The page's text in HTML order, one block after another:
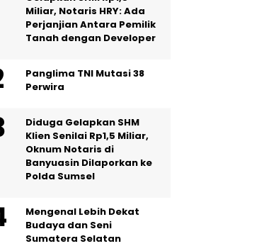
Miliar, Notaris HRY: Ada
Perjanjian Antara Pemilik
Tanah dengan Developer
Panglima TNI Mutasi 38
Perwira
Diduga Gelapkan SHM
Klien Senilai Rp1,5 Miliar,
Oknum Notaris di
Banyuasin Dilaporkan ke
Polda Sumsel ‎
Mengenal Lebih Dekat
Budaya dan Seni
Sumatera Selatan